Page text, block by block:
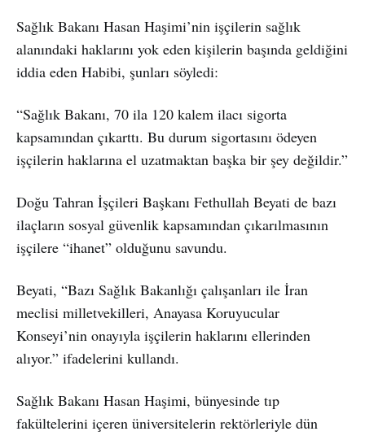
Sağlık Bakanı Hasan Haşimi’nin işçilerin sağlık
alanındaki haklarını yok eden kişilerin başında geldiğini
iddia eden Habibi, şunları söyledi:
“Sağlık Bakanı, 70 ila 120 kalem ilacı sigorta
kapsamından çıkarttı. Bu durum sigortasını ödeyen
işçilerin haklarına el uzatmaktan başka bir şey değildir.”
Doğu Tahran İşçileri Başkanı Fethullah Beyati de bazı
ilaçların sosyal güvenlik kapsamından çıkarılmasının
işçilere “ihanet” olduğunu savundu.
Beyati, “Bazı Sağlık Bakanlığı çalışanları ile İran
meclisi milletvekilleri, Anayasa Koruyucular
Konseyi’nin onayıyla işçilerin haklarını ellerinden
alıyor.” ifadelerini kullandı.
Sağlık Bakanı Hasan Haşimi, bünyesinde tıp
fakültelerini içeren üniversitelerin rektörleriyle dün